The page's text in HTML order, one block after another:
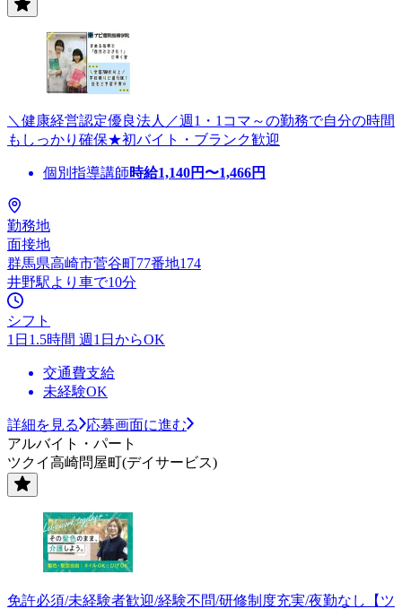
＼健康経営認定優良法人／週1・1コマ～の勤務で自分の時間
もしっかり確保★初バイト・ブランク歓迎
個別指導講師時給1,140円〜1,466円
勤務地
面接地
群馬県高崎市菅谷町77番地174
井野駅より車で10分
シフト
1日1.5時間 週1日からOK
交通費支給
未経験OK
詳細を見る
応募画面に進む
アルバイト・パート
ツクイ高崎問屋町(デイサービス)
免許必須/未経験者歓迎/経験不問/研修制度充実/夜勤なし【ツ